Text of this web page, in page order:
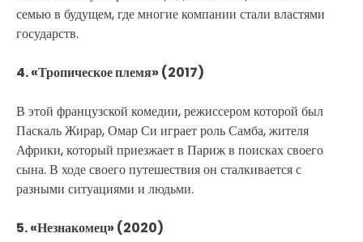
семью в будущем, где многие компании стали властями
государств.
4. «Тропическое племя» (2017)
В этой французской комедии, режиссером которой был
Паскаль Жирар, Омар Си играет роль Самба, жителя
Африки, который приезжает в Париж в поисках своего
сына. В ходе своего путешествия он сталкивается с
разными ситуациями и людьми.
5. «Незнакомец» (2020)